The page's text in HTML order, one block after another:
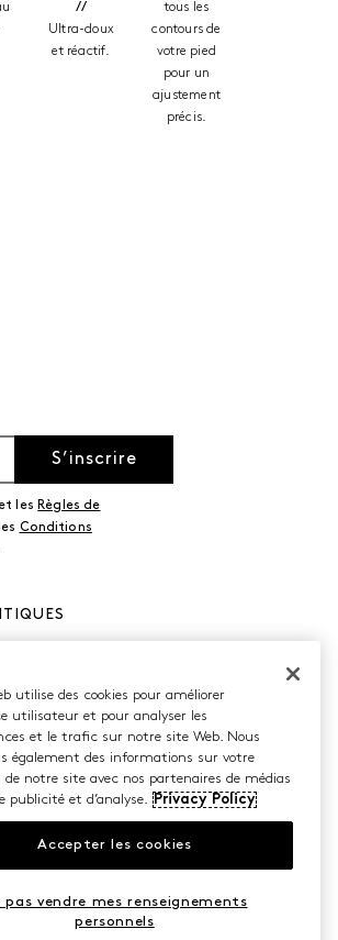
//
Ultra-doux
et réactif.
tous les
contours de
votre pied
pour un
ajustement
précis.
S’inscrire
les Règles de
Conditions
d’utilisation
Inc. Tous droits réservés.
utilise des cookies pour améliorer
utilisateur et pour analyser les
et le trafic sur notre site Web. Nous
également des informations sur votre
notre site avec nos partenaires de médias
publicité et d’analyse.
Privacy Policy
Accepter les cookies
pas vendre mes renseignements
personnels